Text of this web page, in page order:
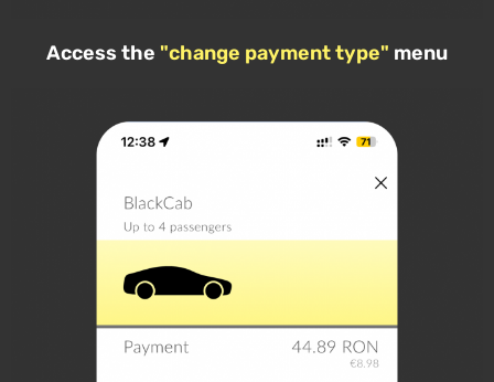
Access the "change payment type" menu